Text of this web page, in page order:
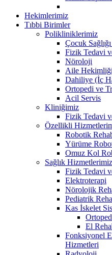
Hekimlerimiz
Tıbbi Birimler
Polikliniklerimiz
Çocuk
Fizik Tedavi
Nöroloji
Aile Hekimliği
Dahiliye (İç
Ortopedi ve
Acil Servis
Kliniğimiz
Fizik Tedavi
Özellikli
Robotik
Yürüme
Omuz Kol
Sağlık Hizmetlerimiz
Fizik Tedavi
Elektroterapi
Nörolojik
Pediatrik
Kas İskelet
El
Fonksiyonel
Hizmetleri